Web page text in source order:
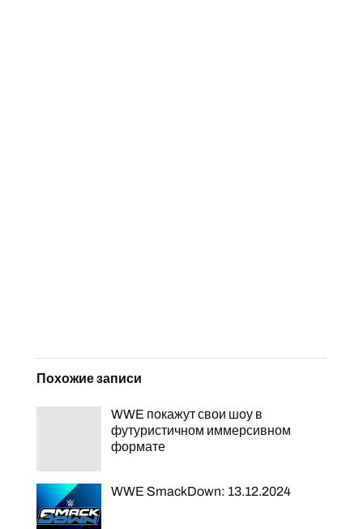
Похожие записи
WWE покажут свои шоу в
футуристичном иммерсивном
формате
WWE SmackDown: 13.12.2024